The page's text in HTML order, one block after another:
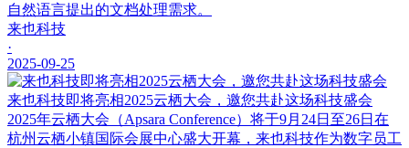
自然语言提出的文档处理需求。
来也科技
·
2025-09-25
来也科技即将亮相2025云栖大会，邀您共赴这场科技盛会
2025年云栖大会（Apsara Conference）将于9月24日至26日在
杭州云栖小镇国际会展中心盛大开幕，来也科技作为数字员工